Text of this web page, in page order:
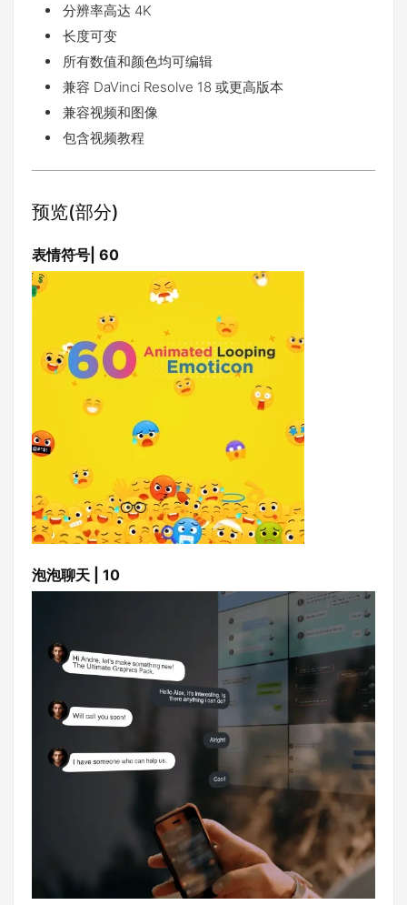
分辨率高达 4K
长度可变
所有数值和颜色均可编辑
兼容 DaVinci Resolve 18 或更高版本
兼容视频和图像
包含视频教程
预览(部分)
表情符号| 60
泡泡聊天 | 10